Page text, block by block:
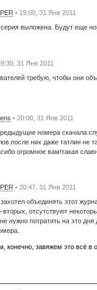
• 19:00, 31 Янв 2011
выложена. Будут еще
31 Янв 2011
требую, чтобы они
• 20:00, 31 Янв 2011
номера
них даже татлин не
огромное вам!такая
• 20:47, 31 Янв 2011
объединять этот
вторых, отсутствуют
нужно потратить на это
конечно, завяжем это всё в